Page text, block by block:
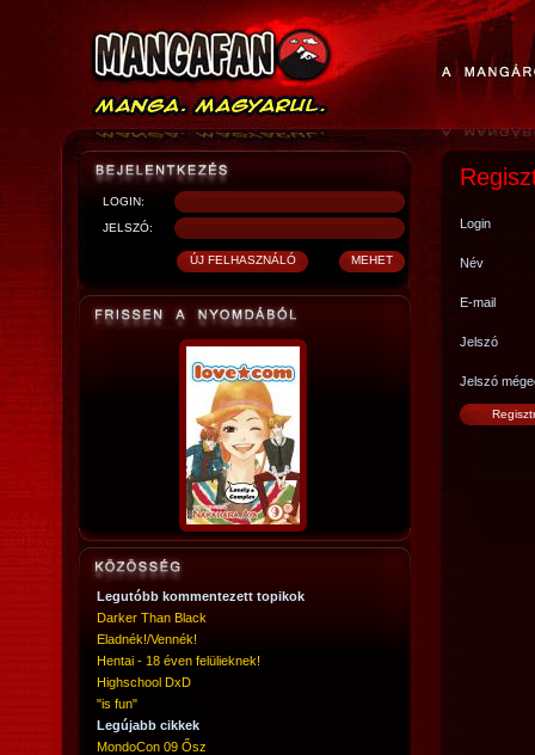
LOGIN:
JELSZÓ:
Legutóbb kommentezett topikok
Darker Than Black
Eladnék!/Vennék!
Hentai - 18 éven felülieknek!
Highschool DxD
"is fun"
Legújabb cikkek
MondoCon 09 Ősz
Login
Név
E-mail
Jelszó
Jelszó